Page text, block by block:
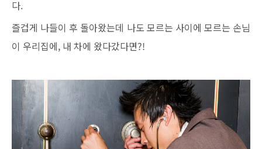
다.
즐겁게 나들이 후 돌아왔는데 나도 모르는 사이에 모르는 손님
이 우리집에, 내 차에 왔다갔다면?!